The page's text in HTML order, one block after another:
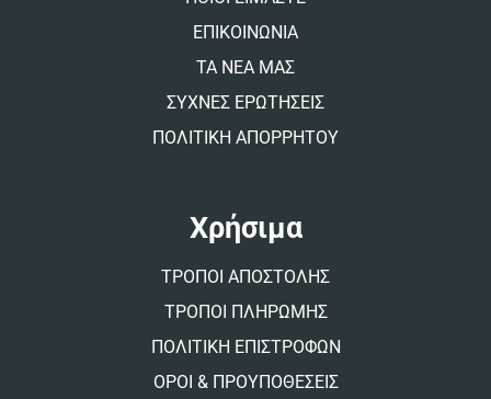
ΕΠΙΚΟΙΝΩΝΙΑ
ΤΑ ΝΕΑ ΜΑΣ
ΣΥΧΝΕΣ ΕΡΩΤΗΣΕΙΣ
ΠΟΛΙΤΙΚΗ ΑΠΟΡΡΗΤΟΥ
Χρήσιμα
ΤΡΟΠΟΙ ΑΠΟΣΤΟΛΗΣ
ΤΡΟΠΟΙ ΠΛΗΡΩΜΗΣ
ΠΟΛΙΤΙΚΗ ΕΠΙΣΤΡΟΦΩΝ
ΟΡΟΙ & ΠΡΟΥΠΟΘΕΣΕΙΣ